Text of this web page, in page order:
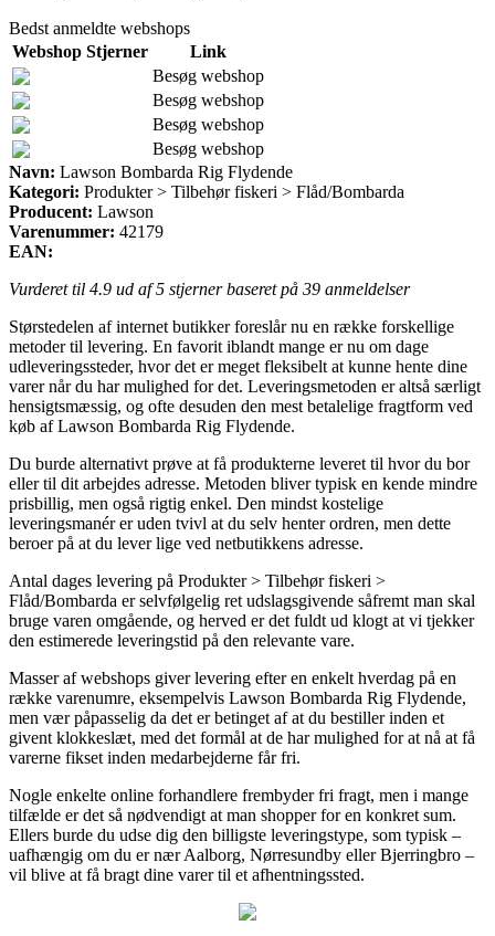
Bedst anmeldte webshops
Webshop Stjerner
Link
Besøg webshop
Besøg webshop
Besøg webshop
Besøg webshop
Navn: Lawson Bombarda Rig Flydende
Kategori: Produkter > Tilbehør fiskeri > Flåd/Bombarda
Producent: Lawson
Varenummer: 42179
EAN:
Vurderet til 4.9 ud af 5 stjerner baseret på 39 anmeldelser
Størstedelen af internet butikker foreslår nu en række forskellige
metoder til levering. En favorit iblandt mange er nu om dage
udleveringssteder, hvor det er meget fleksibelt at kunne hente dine
varer når du har mulighed for det. Leveringsmetoden er altså særligt
hensigtsmæssig, og ofte desuden den mest betalelige fragtform ved
køb af Lawson Bombarda Rig Flydende.
Du burde alternativt prøve at få produkterne leveret til hvor du bor
eller til dit arbejdes adresse. Metoden bliver typisk en kende mindre
prisbillig, men også rigtig enkel. Den mindst kostelige
leveringsmanér er uden tvivl at du selv henter ordren, men dette
beroer på at du lever lige ved netbutikkens adresse.
Antal dages levering på Produkter > Tilbehør fiskeri >
Flåd/Bombarda er selvfølgelig ret udslagsgivende såfremt man skal
bruge varen omgående, og herved er det fuldt ud klogt at vi tjekker
den estimerede leveringstid på den relevante vare.
Masser af webshops giver levering efter en enkelt hverdag på en
række varenumre, eksempelvis Lawson Bombarda Rig Flydende,
men vær påpasselig da det er betinget af at du bestiller inden et
givent klokkeslæt, med det formål at de har mulighed for at nå at få
varerne fikset inden medarbejderne får fri.
Nogle enkelte online forhandlere frembyder fri fragt, men i mange
tilfælde er det så nødvendigt at man shopper for en konkret sum.
Ellers burde du udse dig den billigste leveringstype, som typisk –
uafhængig om du er nær Aalborg, Nørresundby eller Bjerringbro –
vil blive at få bragt dine varer til et afhentningssted.